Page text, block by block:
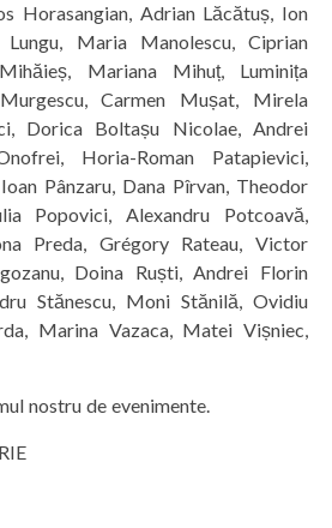
Horasangian, Adrian Lăcătuș, Ion
Maria Manolescu, Ciprian
Mariana Mihuț, Luminița
Carmen Mușat, Mirela
Dorica Boltașu Nicolae, Andrei
Horia-Roman Patapievici,
Pânzaru, Dana Pîrvan, Theodor
Popovici, Alexandru Potcoavă,
Preda, Grégory Rateau, Victor
Doina Ruști, Andrei Florin
Stănescu, Moni Stănilă, Ovidiu
Marina Vazaca, Matei Vișniec,
nostru de evenimente.